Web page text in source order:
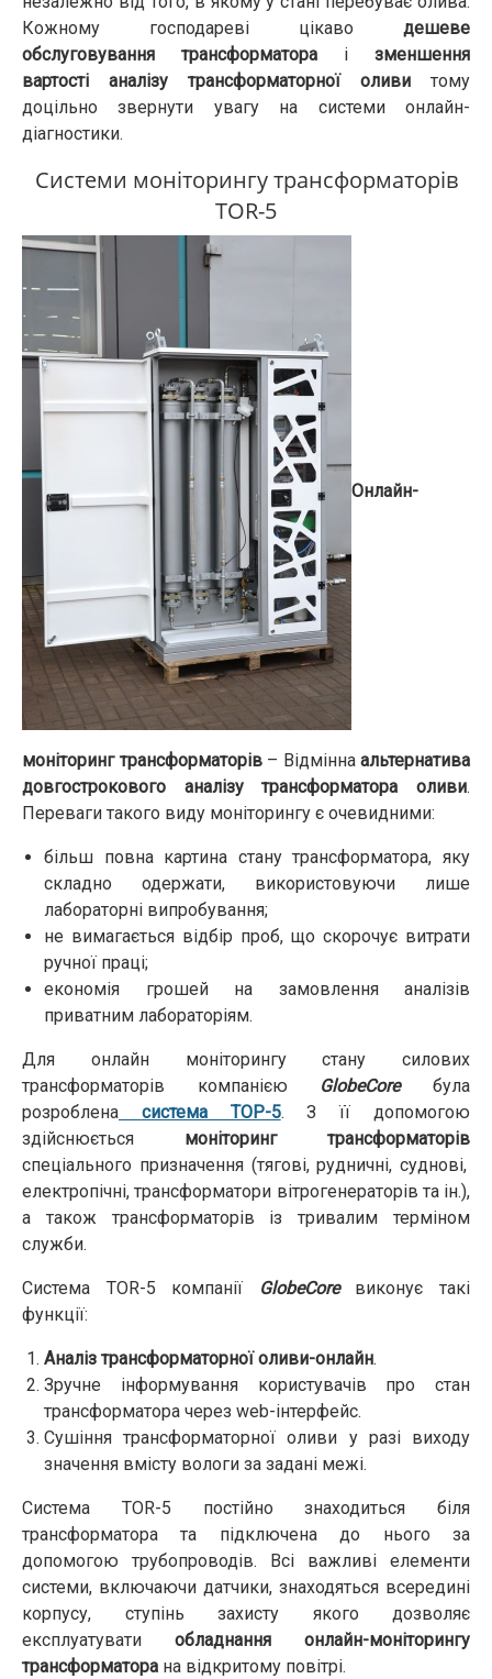
Кожному господареві цікаво дешеве
обслуговування трансформатора і зменшення
вартості аналізу трансформаторної оливи тому
доцільно звернути увагу на системи онлайн-
діагностики.
Системи моніторингу трансформаторів
TOR-5
Онлайн-
моніторинг трансформаторів– Відмінна альтернатива
довгострокового аналізу трансформатора оливи.
Переваги такого виду моніторингу є очевидними:
більш повна картина стану трансформатора, яку
складно одержати, використовуючи лише
лабораторні випробування;
не вимагається відбір проб, що скорочує витрати
ручної праці;
економія грошей на замовлення аналізів
приватним лабораторіям.
Для онлайн моніторингу стану силових
трансформаторів компанією GlobeCoreбула
розроблена
система ТОР-5. З її допомогою
здійснюється моніторинг трансформаторів
спеціального призначення (тягові, рудничні, суднові,
електропічні, трансформатори вітрогенераторів та ін.),
а також трансформаторів із тривалим терміном
служби.
Система TOR-5 компанії GlobeCoreвиконує такі
функції:
Аналіз трансформаторної оливи-онлайн.
Зручне інформування користувачів про стан
трансформатора через web-інтерфейс.
Cушіння трансформаторної оливи у разі виходу
значення вмісту вологи за задані межі.
Система TOR-5 постійно знаходиться біля
трансформатора та підключена до нього за
допомогою трубопроводів. Всі важливі елементи
системи, включаючи датчики, знаходяться всередині
корпусу, ступінь захисту якого дозволяє
експлуатувати обладнання онлайн-моніторингу
трансформатора на відкритому повітрі.